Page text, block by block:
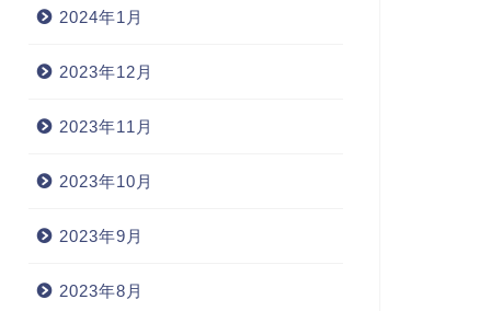
2024年1月
2023年12月
2023年11月
2023年10月
2023年9月
2023年8月